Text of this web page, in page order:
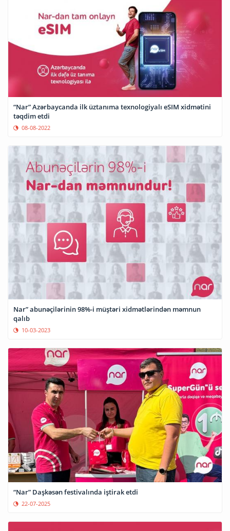
“Nar” Azərbaycanda ilk üztanıma texnologiyalı eSIM xidmətini
təqdim etdi
08-08-2022
Nar” abunəçilərinin 98%-i müştəri xidmətlərindən məmnun
qalıb
10-03-2023
“Nar” Daşkəsən festivalında iştirak etdi
22-07-2025